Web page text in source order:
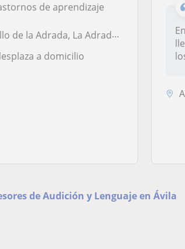
de aprendizaje
Adrada, La Adrada, Cenicientos, El Tiemblo, Santa María ...
a domicilio
de Audición y Lenguaje en Ávila